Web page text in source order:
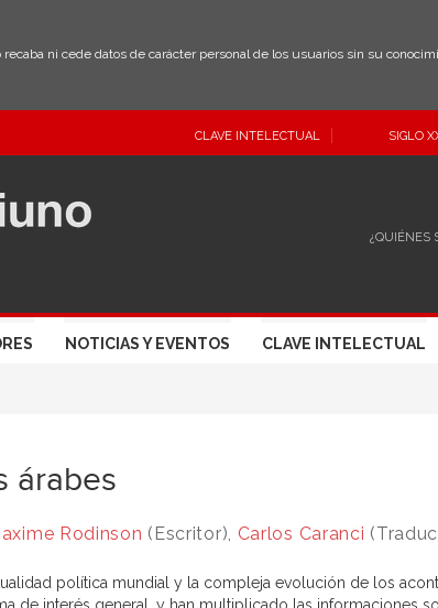
ni cede datos de carácter personal de los usuarios sin su
CLAVE INTELECTUAL SIGLO
¿QUIÉNES
NOTICIAS Y EVENTOS CLAVE INTELECTUAL
árabes
Rodinson (Escritor), Carlos Caranci
política mundial y la compleja evolución de los